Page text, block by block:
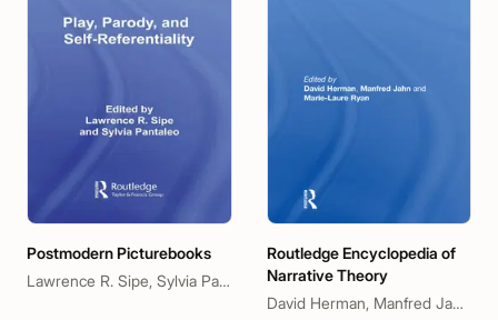
Postmodern Picturebooks
Lawrence R. Sipe, Sylvia Pantaleo
Routledge Encyclopedia of
Narrative Theory
David Herman, Manfred Jahn, Marie-Laure Ryan